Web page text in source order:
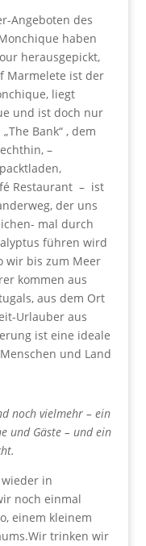
Angeboten des
haben
herausgepickt,
Marmelete ist der
liegt
und ist doch nur
Bank“ , dem
–
Restaurant – ist
der uns
mal durch
führen wird
wir bis zum Meer
kommen aus
aus dem Ort
Urlauber aus
ist eine ideale
und Land
noch vielmehr – ein
und Gäste – und ein
in
noch einmal
einem kleinem
trinken wir